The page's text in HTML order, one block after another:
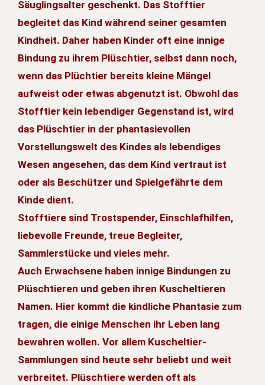
Säuglingsalter geschenkt. Das Stofftier
begleitet das Kind während seiner gesamten
Kindheit. Daher haben Kinder oft eine innige
Bindung zu ihrem Plüschtier, selbst dann noch,
wenn das Plüchtier bereits kleine Mängel
aufweist oder etwas abgenutzt ist. Obwohl das
Stofftier kein lebendiger Gegenstand ist, wird
das Plüschtier in der phantasievollen
Vorstellungswelt des Kindes als lebendiges
Wesen angesehen, das dem Kind vertraut ist
oder als Beschützer und Spielgefährte dem
Kinde dient.
Stofftiere sind Trostspender, Einschlafhilfen,
liebevolle Freunde, treue Begleiter,
Sammlerstücke und vieles mehr.
Auch Erwachsene haben innige Bindungen zu
Plüschtieren und geben ihren Kuscheltieren
Namen. Hier kommt die kindliche Phantasie zum
tragen, die einige Menschen ihr Leben lang
bewahren wollen. Vor allem Kuscheltier-
Sammlungen sind heute sehr beliebt und weit
verbreitet. Plüschtiere werden oft als